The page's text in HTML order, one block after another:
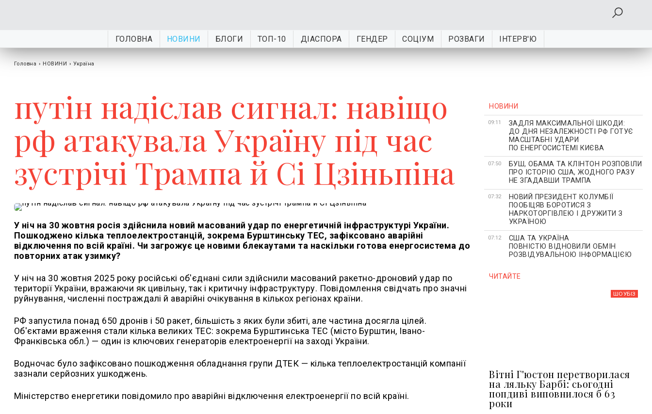
ГОЛОВНА НОВИНИ БЛОГИ ТОП-10 ДІАСПОРА ГЕНДЕР СОЦІУМ РОЗВАГИ ІНТЕРВ'Ю
Головна › НОВИНИ › Україна
путін надіслав сигнал: навіщо
рф атакувала Україну під час
зустрічі Трампа й Сі Цзіньпіна
У ніч на 30 жовтня росія здійснила новий масований удар по енергетичній інфраструктурі України.
Пошкоджено кілька теплоелектростанцій, зокрема Бурштинську ТЕС, зафіксовано аварійні
відключення по всій країні. Чи загрожує це новими блекаутами та наскільки готова енергосистема до
повторних атак узимку?
У ніч на 30 жовтня 2025 року російські об'єднані сили здійснили масований ракетно-дроновий удар по
території України, вражаючи як цивільну, так і критичну інфраструктуру. Повідомлення свідчать про значні
руйнування, численні постраждалі й аварійні очікування в кількох регіонах країни.
РФ запустила понад 650 дронів і 50 ракет, більшість з яких були збиті, але частина досягла цілей.
Об'єктами враження стали кілька великих ТЕС: зокрема Бурштинська ТЕС (місто Бурштин, Івано-
Франківська обл.) — один із ключових генераторів електроенергії на заході України.
Водночас було зафіксовано пошкодження обладнання групи ДТЕК — кілька теплоелектростанцій компанії
зазнали серйозних ушкоджень.
Міністерство енергетики повідомило про аварійні відключення електроенергії по всій країні.
НОВИНИ
09:11
ЗАДЛЯ МАКСИМАЛЬНОЇ ШКОДИ:
ДО ДНЯ НЕЗАЛЕЖНОСТІ РФ ГОТУЄ
МАСШТАБНІ УДАРИ
ПО ЕНЕРГОСИСТЕМІ КИЄВА
07:50
БУШ, ОБАМА ТА КЛІНТОН РОЗПОВІЛИ
ПРО ІСТОРІЮ США, ЖОДНОГО РАЗУ
НЕ ЗГАДАВШИ ТРАМПА
07:32
НОВИЙ ПРЕЗИДЕНТ КОЛУМБІЇ
ПООБІЦЯВ БОРОТИСЯ З
НАРКОТОРГІВЛЕЮ І ДРУЖИТИ З
УКРАЇНОЮ
07:12
США ТА УКРАЇНА
ПОВНІСТЮ ВІДНОВИЛИ ОБМІН
РОЗВІДУВАЛЬНОЮ ІНФОРМАЦІЄЮ
ЧИТАЙТЕ
ШОУБIЗ
Вітні Г'юстон перетворилася
на ляльку Барбі: сьогодні
попдиві виповнилося б 63
роки